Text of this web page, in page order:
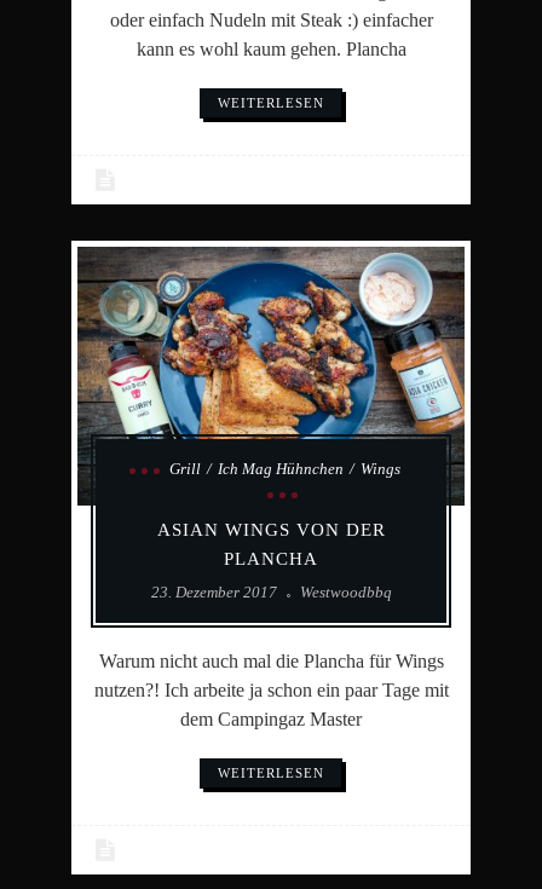
oder einfach Nudeln mit Steak :) einfacher
kann es wohl kaum gehen. Plancha
WEITERLESEN
Grill Ich Mag Hühnchen Wings
ASIAN WINGS VON DER
PLANCHA
23. Dezember 2017 Westwoodbbq
Warum nicht auch mal die Plancha für Wings
nutzen?! Ich arbeite ja schon ein paar Tage mit
dem Campingaz Master
WEITERLESEN